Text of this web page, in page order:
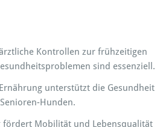
e
s
e
Kontrollen zur frühzeitigen
sind essenziell.
unterstützt die Gesundheit
Hunden.
fördert Mobilität und Lebensqualität